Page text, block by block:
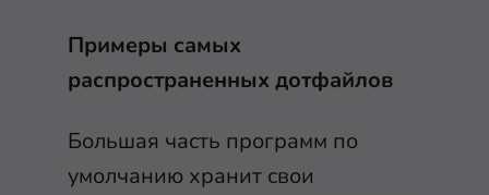
Примеры самых
распространенных дотфайлов
Большая часть программ по
умолчанию хранит свои